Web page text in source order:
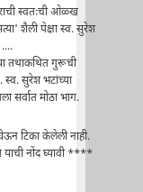
स्वतःची ओळ्ख
शैली पेक्षा स्व. सुरेश
तथाकथित गुरूची
स्व. सुरेश भटांच्या
सर्वात मोठा भाग.
टिका केलेली नाही.
नोंद घ्यावी ****